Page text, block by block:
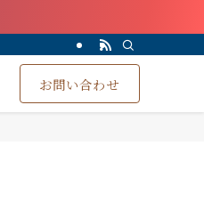
お問い合わせ